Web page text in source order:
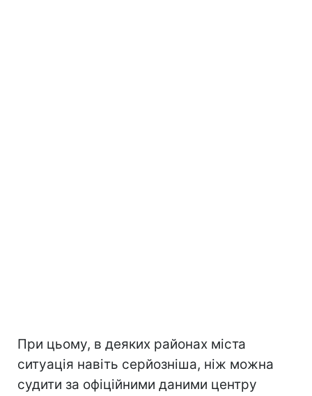
При цьому, в деяких районах міста
ситуація навіть серйозніша, ніж можна
судити за офіційними даними центру